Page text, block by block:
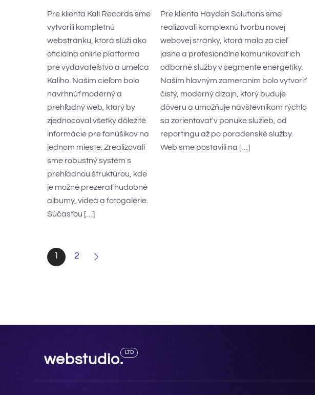
Pre klienta Kali Records sme
vytvorili kompletnú
webstránku, ktorá slúži ako
oficiálna online platforma
pre vydavateľstvo a umelca
Kaliho. Naším cieľom bolo
navrhnúť moderný a
prehľadný web, ktorý by
zjednocoval všetky dôležité
informácie pre fanúšikov na
jednom mieste. Zrealizovali
sme robustný systém s
prehľadnou štruktúrou, kde
je možné prezerať hudobné
albumy, videá a fotogalérie.
Súčasťou […]
Pre klienta Hayden Solutions sme
realizovali komplexnú tvorbu novej
webovej stránky, ktorá mala za cieľ
jasne a profesionálne komunikovať ich
odborné služby v segmente energetiky.
Naším hlavným zameraním bolo vytvoriť
čistý, moderný dizajn, ktorý buduje
dôveru a umožňuje návštevníkom rýchlo
sa zorientovať v ponuke služieb, od
reportingu až po poradenské služby.
Web sme postavili na […]
1 2
webstudio. LTD